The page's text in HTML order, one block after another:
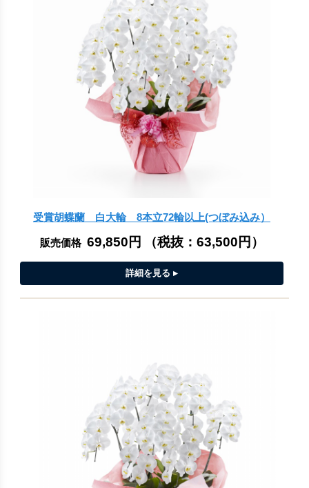
受賞胡蝶蘭 白大輪 8本立72輪以上(つぼみ込み）
販売価格 69,850円 （税抜： 63,500円 ）